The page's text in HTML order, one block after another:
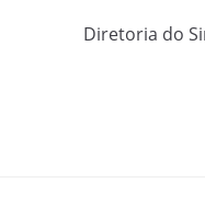
Diretoria do